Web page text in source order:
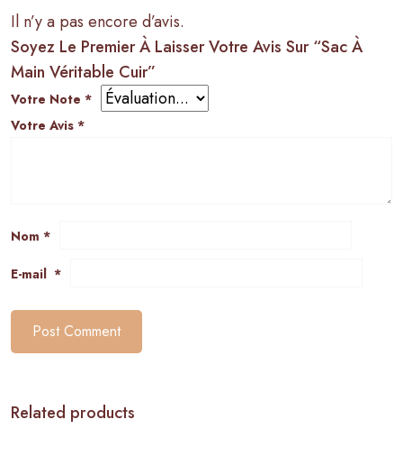
Il n’y a pas encore d’avis.
Soyez Le Premier À Laisser Votre Avis Sur “Sac À
Main Véritable Cuir”
Votre Note *
Votre Avis *
Nom *
E-mail *
Post Comment
Related products